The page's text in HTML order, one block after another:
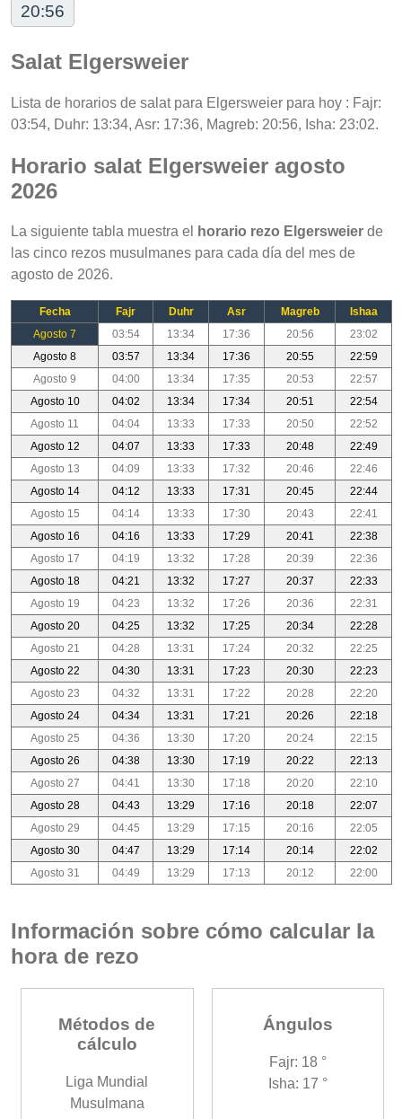
20:56
Salat Elgersweier
Lista de horarios de salat para Elgersweier para hoy : Fajr:
03:54, Duhr: 13:34, Asr: 17:36, Magreb: 20:56, Isha: 23:02.
Horario salat Elgersweier agosto
2026
La siguiente tabla muestra el horario rezo Elgersweier de
las cinco rezos musulmanes para cada día del mes de
agosto de 2026.
Fecha Fajr Duhr Asr Magreb
Ishaa
Agosto 7
03:54 13:34 17:36 20:56
23:02
Agosto 8
03:57 13:34 17:36 20:55
22:59
Agosto 9
04:00 13:34 17:35 20:53
22:57
Agosto 10
04:02 13:34 17:34 20:51
22:54
Agosto 11
04:04 13:33 17:33 20:50
22:52
Agosto 12
04:07 13:33 17:33 20:48
22:49
Agosto 13
04:09 13:33 17:32 20:46
22:46
Agosto 14
04:12 13:33 17:31 20:45
22:44
Agosto 15
04:14 13:33 17:30 20:43
22:41
Agosto 16
04:16 13:33 17:29 20:41
22:38
Agosto 17
04:19 13:32 17:28 20:39
22:36
Agosto 18
04:21 13:32 17:27 20:37
22:33
Agosto 19
04:23 13:32 17:26 20:36
22:31
Agosto 20
04:25 13:32 17:25 20:34
22:28
Agosto 21
04:28 13:31 17:24 20:32
22:25
Agosto 22
04:30 13:31 17:23 20:30
22:23
Agosto 23
04:32 13:31 17:22 20:28
22:20
Agosto 24
04:34 13:31 17:21 20:26
22:18
Agosto 25
04:36 13:30 17:20 20:24
22:15
Agosto 26
04:38 13:30 17:19 20:22
22:13
Agosto 27
04:41 13:30 17:18 20:20
22:10
Agosto 28
04:43 13:29 17:16 20:18
22:07
Agosto 29
04:45 13:29 17:15 20:16
22:05
Agosto 30
04:47 13:29 17:14 20:14
22:02
Agosto 31
04:49 13:29 17:13 20:12 22:00
Información sobre cómo calcular la
hora de rezo
Métodos de
cálculo
Liga Mundial
Musulmana
Ángulos
Fajr: 18 °
Isha: 17 °